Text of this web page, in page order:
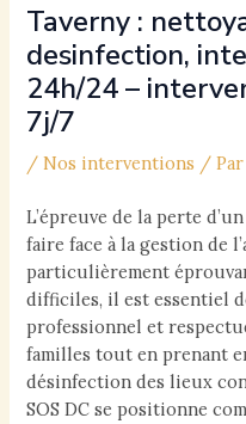
Taverny :
desinfection,
24h/24 –
7j/7
/Nos interventions /
L’épreuve de la perte
faire face à la gestion de
particulièrement
difficiles, il est essentiel
professionnel et
familles tout en prenant
désinfection des lieux
SOS DC se positionne